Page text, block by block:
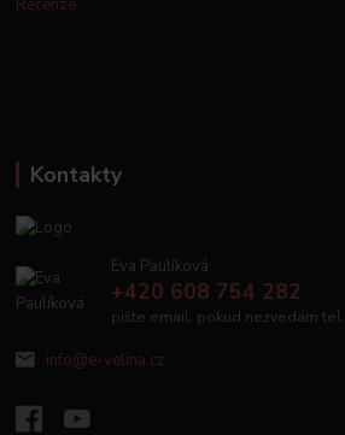
Recenze
Kontakty
Eva Paulíková
+420 608 754 282
pište email, pokud nezvedám tel.
info@e-velina.cz